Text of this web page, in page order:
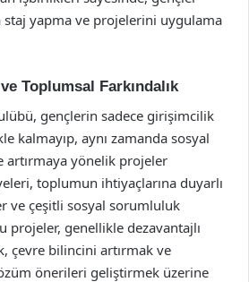
staj yapma ve projelerini uygulama
Toplumsal Farkındalık
gençlerin sadece girişimcilik
kalmayıp, aynı zamanda sosyal
yönelik projeler
toplumun ihtiyaçlarına duyarlı
ve çeşitli sosyal sorumluluk
projeler, genellikle dezavantajlı
çevre bilincini artırmak ve
önerileri geliştirmek üzerine